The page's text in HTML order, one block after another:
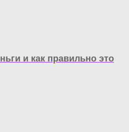
и как правильно это